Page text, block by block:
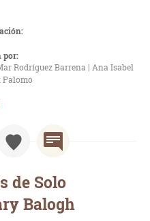
por:
Rodríguez Barrena | Ana Isabel
Palomo
de Solo
Balogh